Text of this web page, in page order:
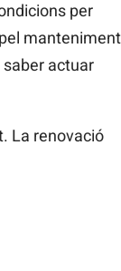
per
manteniment
actuar
La renovació